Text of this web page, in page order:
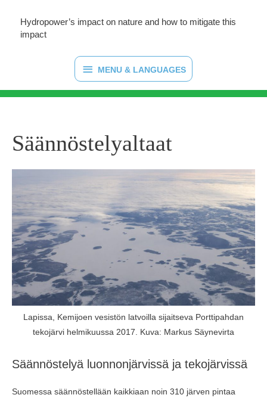
Hydropower’s impact on nature and how to mitigate this
impact
MENU
&
MENU & LANGUAGES
Säännöstelyaltaat
Lapissa, Kemijoen vesistön latvoilla sijaitseva Porttipahdan
tekojärvi helmikuussa 2017. Kuva: Markus Säynevirta
Säännöstelyä luonnonjärvissä ja tekojärvissä
Suomessa säännöstellään kaikkiaan noin 310 järven pintaa